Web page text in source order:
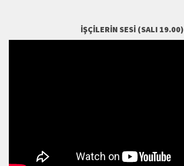
İŞÇILERIN SESI (SALI 19.00)